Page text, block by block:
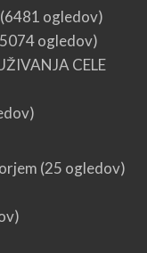
ogledov)
ogledov)
CELE
(25 ogledov)